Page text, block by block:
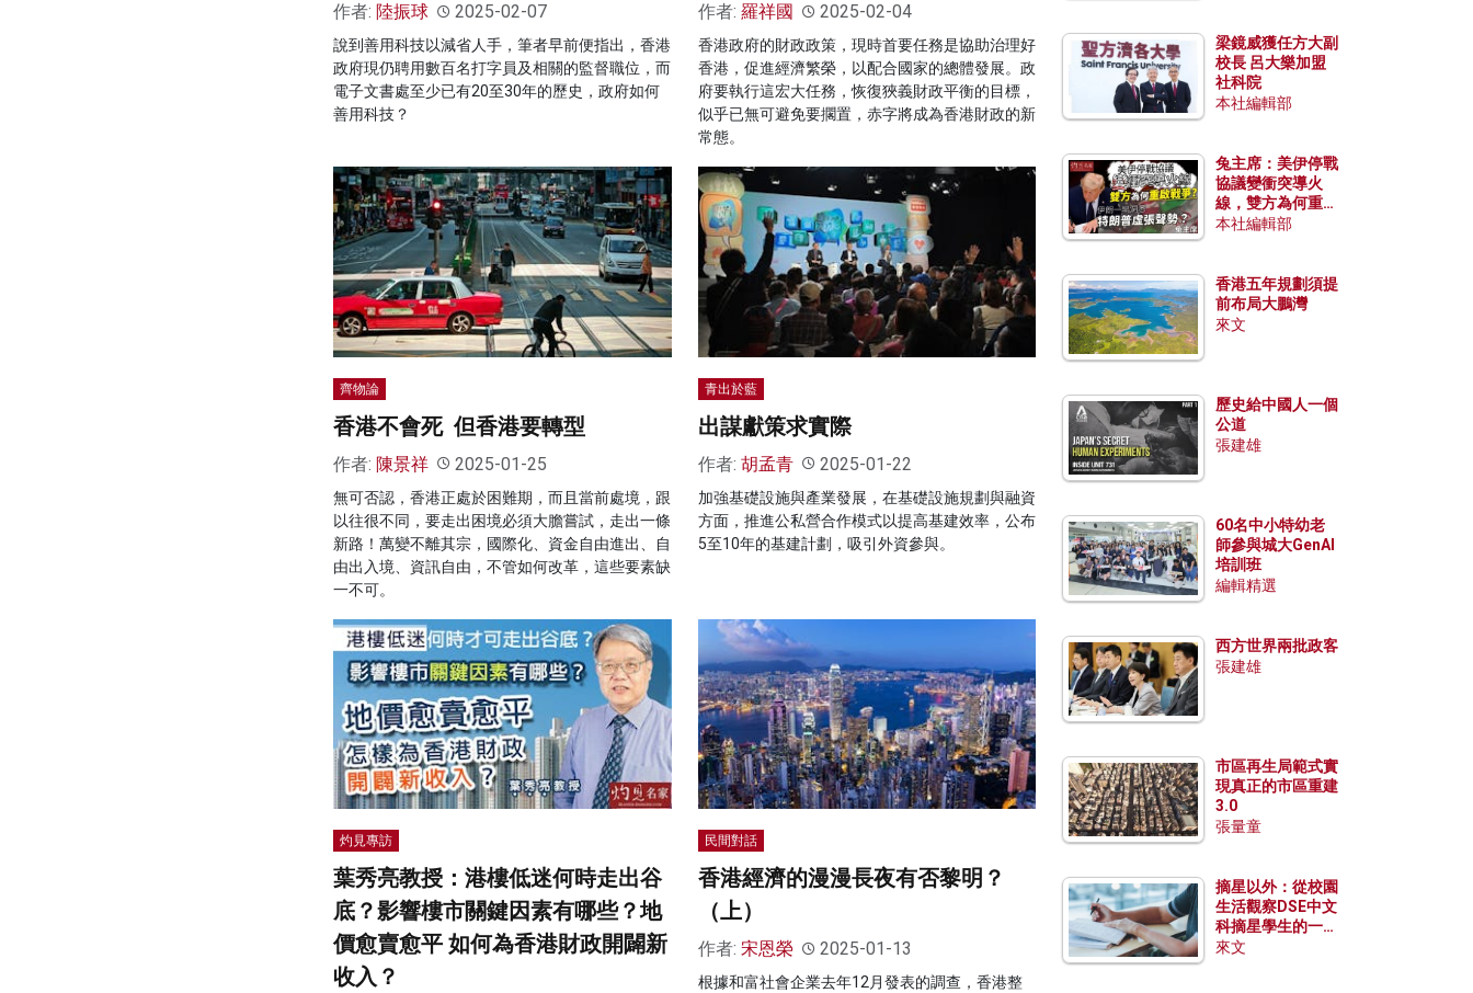
作者: 陸振球 2025-02-07
說到善用科技以減省人手，筆者早前便指出，香港
政府現仍聘用數百名打字員及相關的監督職位，而
電子文書處至少已有20至30年的歷史，政府如何
善用科技？
作者: 羅祥國 2025-02-04
香港政府的財政政策，現時首要任務是協助治理好
香港，促進經濟繁榮，以配合國家的總體發展。政
府要執行這宏大任務，恢復狹義財政平衡的目標，
似乎已無可避免要擱置，赤字將成為香港財政的新
常態。
齊物論
香港不會死 但香港要轉型
作者: 陳景祥 2025-01-25
無可否認，香港正處於困難期，而且當前處境，跟
以往很不同，要走出困境必須大膽嘗試，走出一條
新路！萬變不離其宗，國際化、資金自由進出、自
由出入境、資訊自由，不管如何改革，這些要素缺
一不可。
青出於藍
出謀獻策求實際
作者: 胡孟青 2025-01-22
加強基礎設施與產業發展，在基礎設施規劃與融資
方面，推進公私營合作模式以提高基建效率，公布
5至10年的基建計劃，吸引外資參與。
灼見專訪
葉秀亮教授：港樓低迷何時走出谷
底？影響樓市關鍵因素有哪些？地
價愈賣愈平 如何為香港財政開闢新
收入？
民間對話
香港經濟的漫漫長夜有否黎明？
（上）
作者: 宋恩榮 2025-01-13
根據和富社會企業去年12月發表的調查，香港整
梁鏡威獲任方大副
校長 呂大樂加盟
社科院
本社編輯部
兔主席：美伊停戰
協議變衝突導火
線，雙方為何重啟
戰爭？伊朗一早洞
本社編輯部
香港五年規劃須提
前布局大鵬灣
來文
歷史給中國人一個
公道
張建雄
60名中小特幼老
師參與城大GenAI
培訓班
編輯精選
西方世界兩批政客
張建雄
市區再生局範式實
現真正的市區重建
3.0
張量童
摘星以外：從校園
生活觀察DSE中文
科摘星學生的一點
特質
來文